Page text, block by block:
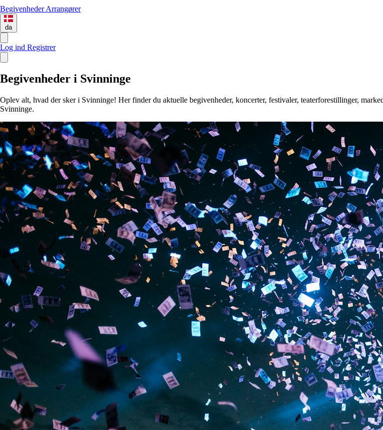
BegivenhederArrangører
da
Log ind Registrer
Begivenheder i Svinninge
Oplev alt, hvad der sker i Svinninge! Her finder du aktuelle begivenheder, koncerter, festivaler, teaterforestillinger,
Svinninge.